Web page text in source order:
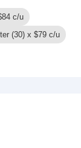
84 c/u
(30) x $79 c/u